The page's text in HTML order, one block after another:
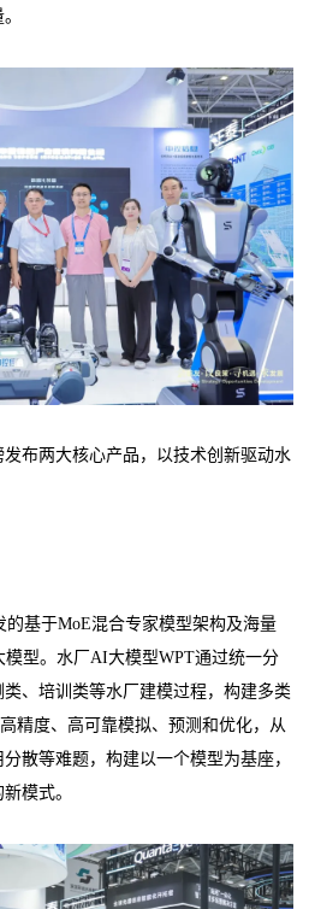
布两大核心产品，以技术创新驱动水
基于MoE混合专家模型架构及海量
型。水厂AI大模型WPT通过统一分
、培训类等水厂建模过程，构建多类
精度、高可靠模拟、预测和优化，从
散等难题，构建以一个模型为基座，
模式。